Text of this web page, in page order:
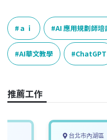
ａｉ AI 應用規劃師培
AI華文教學 ChatGPT
推薦工作
台北市內湖區